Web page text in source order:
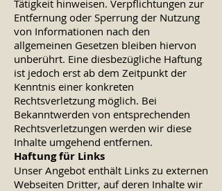
Tätigkeit hinweisen. Verpflichtungen zur
Entfernung oder Sperrung der Nutzung
von Informationen nach den
allgemeinen Gesetzen bleiben hiervon
unberührt. Eine diesbezügliche Haftung
ist jedoch erst ab dem Zeitpunkt der
Kenntnis einer konkreten
Rechtsverletzung möglich. Bei
Bekanntwerden von entsprechenden
Rechtsverletzungen werden wir diese
Inhalte umgehend entfernen.
Haftung für Links
Unser Angebot enthält Links zu externen
Webseiten Dritter, auf deren Inhalte wir